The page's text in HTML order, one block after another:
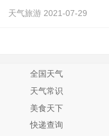
天气旅游 2021-07-29
全国天气
天气常识
美食天下
快递查询